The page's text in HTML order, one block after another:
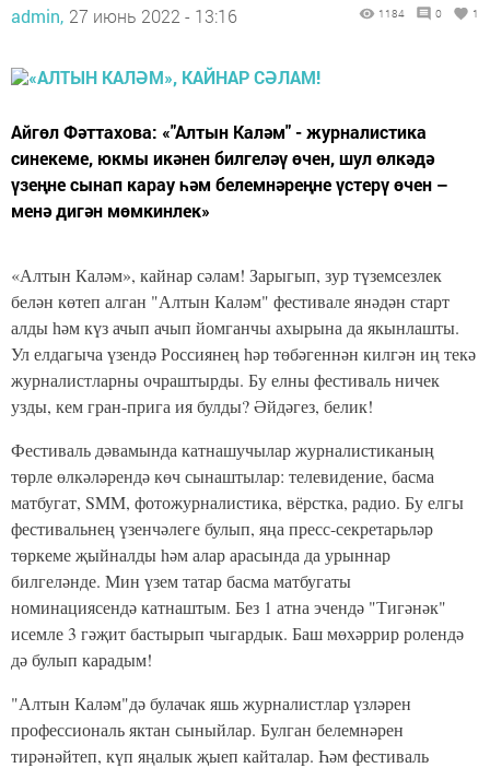
admin, 27 июнь 2022 - 13:16 1184 0 1
Айгөл Фәттахова: «"Алтын Каләм" - журналистика
синекеме, юкмы икәнен билгеләү өчен, шул өлкәдә
үзеңне сынап карау һәм белемнәреңне үстерү өчен –
менә дигән мөмкинлек»
«Алтын Каләм», кайнар сәлам! Зарыгып, зур түземсезлек
белән көтеп алган "Алтын Каләм" фестивале янәдән старт
алды һәм күз ачып ачып йомганчы ахырына да якынлашты.
Ул елдагыча үзендә Россиянең һәр төбәгеннән килгән иң текә
журналистларны очраштырды. Бу елны фестиваль ничек
узды, кем гран-прига ия булды? Әйдәгез, белик!
Фестиваль дәвамында катнашучылар журналистиканың
төрле өлкәләрендә көч сынаштылар: телевидение, басма
матбугат, SMM, фотожурналистика, вёрстка, радио. Бу елгы
фестивальнең үзенчәлеге булып, яңа пресс-секретарьләр
төркеме җыйналды һәм алар арасында да урыннар
билгеләнде. Мин үзем татар басма матбугаты
номинациясендә катнаштым. Без 1 атна эчендә "Тигәнәк"
исемле 3 гәҗит бастырып чыгардык. Баш мөхәррир ролендә
дә булып карадым!
"Алтын Каләм"дә булачак яшь журналистлар үзләрен
профессиональ яктан сыныйлар. Булган белемнәрен
тирәнәйтеп, күп яңалык җыеп кайталар. Һәм фестиваль